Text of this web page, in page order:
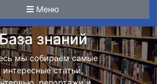
Меню
знаний
мы собираем самые
интересные статьи,